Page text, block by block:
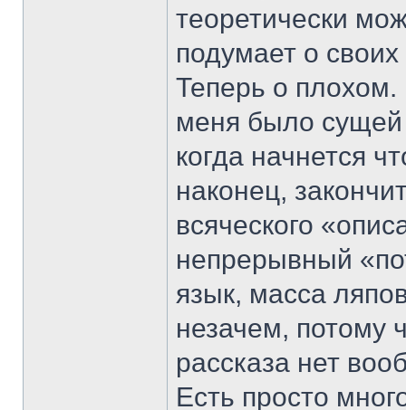
теоретически
подумает о
Теперь о плохом.
меня было сущей
когда начнется
наконец,
всяческого
непрерывный
язык, масса
незачем, потому
рассказа нет
Есть просто